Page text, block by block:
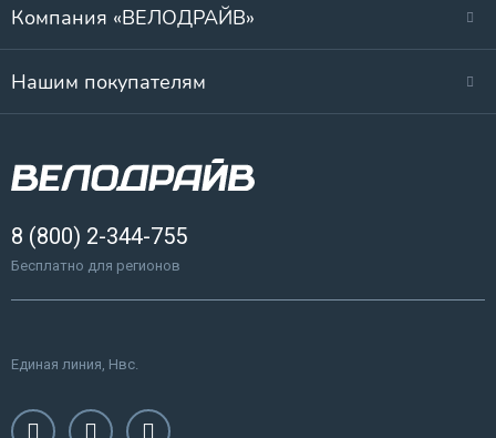
Компания «ВЕЛОДРАЙВ»
Нашим покупателям
8 (800) 2-344-755
Бесплатно для регионов
Единая линия, Нвс.